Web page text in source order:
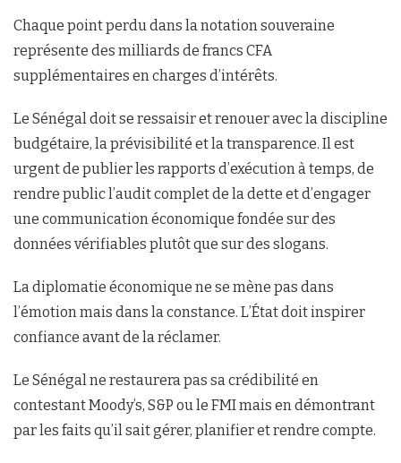
Chaque point perdu dans la notation souveraine
représente des milliards de francs CFA
supplémentaires en charges d’intérêts.
Le Sénégal doit se ressaisir et renouer avec la discipline
budgétaire, la prévisibilité et la transparence. Il est
urgent de publier les rapports d’exécution à temps, de
rendre public l’audit complet de la dette et d’engager
une communication économique fondée sur des
données vérifiables plutôt que sur des slogans.
La diplomatie économique ne se mène pas dans
l’émotion mais dans la constance. L’État doit inspirer
confiance avant de la réclamer.
Le Sénégal ne restaurera pas sa crédibilité en
contestant Moody’s, S&P ou le FMI mais en démontrant
par les faits qu’il sait gérer, planifier et rendre compte.